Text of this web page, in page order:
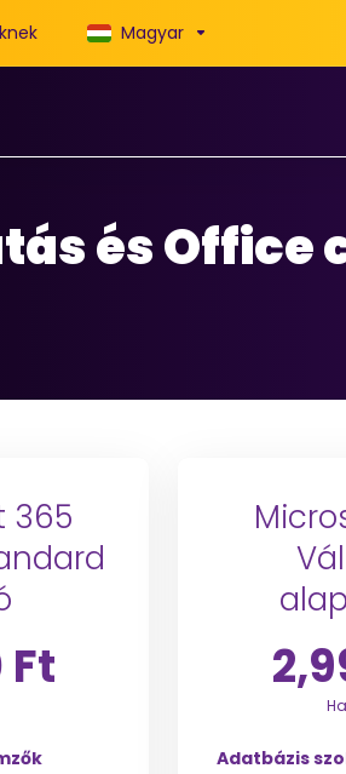
Magyar
és
365
Ft
Adatbázis